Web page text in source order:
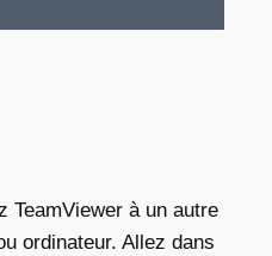
TeamViewer à un autre
ordinateur. Allez dans